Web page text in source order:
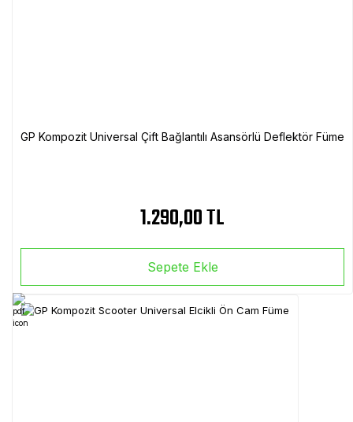
GP Kompozit Universal Çift Bağlantılı Asansörlü Deflektör Füme
1.290,00 TL
Sepete Ekle